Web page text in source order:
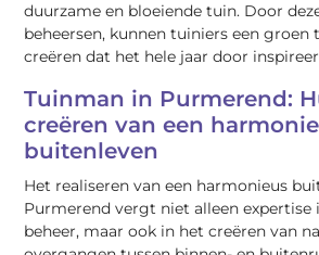
duurzame en bloeiende tuin. Door
beheersen, kunnen tuiniers een
creëren dat het hele jaar door
Tuinman in Purmerend:
creëren van een
buitenleven
Het realiseren van een harmonieus
Purmerend vergt niet alleen
beheer, maar ook in het creëren van